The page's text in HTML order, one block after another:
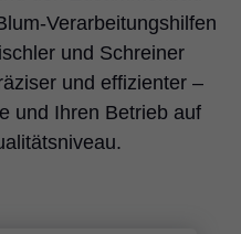
Verarbeitungshilfen
und Schreiner
und effizienter –
und Ihren Betrieb auf